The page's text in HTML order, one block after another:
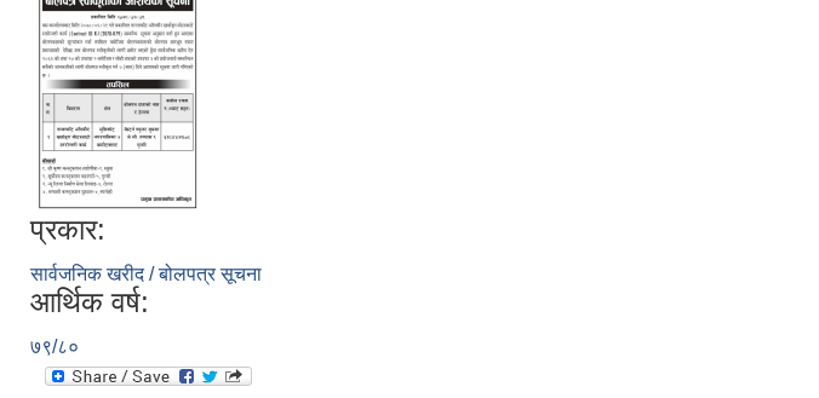
प्रकार:
सार्वजनिक खरीद / बोलपत्र सूचना
आर्थिक वर्ष:
७९/८०